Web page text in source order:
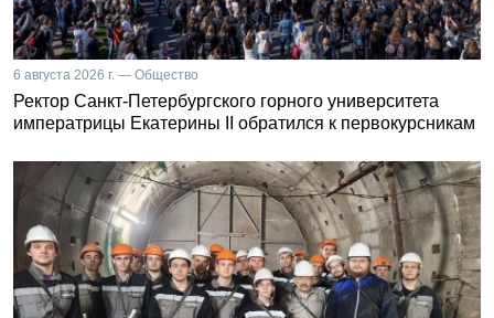
6 августа 2026 г. — Общество
Ректор Санкт-Петербургского горного университета
императрицы Екатерины II обратился к первокурсникам